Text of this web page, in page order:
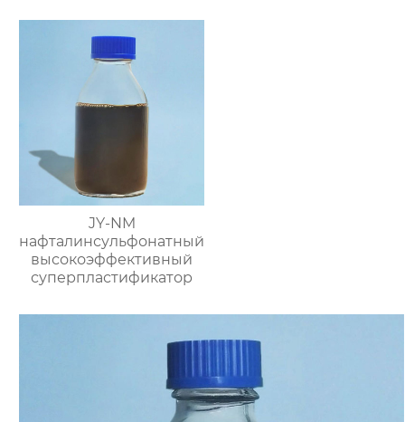
JY-NM
нафталинсульфонатный
высокоэффективный
суперпластификатор